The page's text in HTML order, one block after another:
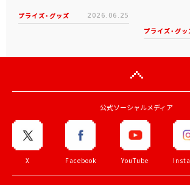
プライズ・グッズ 2026.06.25
プライズ・グッ
公式ソーシャルメディア
X Facebook YouTube